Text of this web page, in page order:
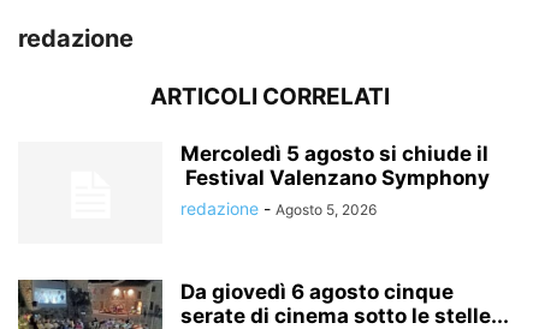
redazione
ARTICOLI CORRELATI
Mercoledì 5 agosto si chiude il
Festival Valenzano Symphony
redazione - Agosto 5, 2026
Da giovedì 6 agosto cinque
serate di cinema sotto le stelle...